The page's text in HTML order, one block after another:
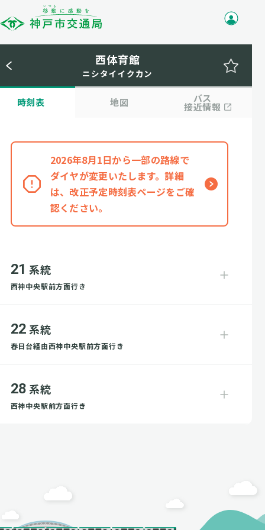
西体育館
ニシタイイクカン
時刻表 地図 バス
接近情報
2026年8月1日から一部の路線で
ダイヤが変更いたします。詳細
は、改正予定時刻表ページをご確
認ください。
21 系統
西神中央駅前方面行き
22 系統
春日台経由西神中央駅前方面行き
28 系統
西神中央駅前方面行き